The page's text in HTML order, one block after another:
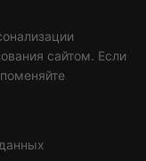
сайтом. Если